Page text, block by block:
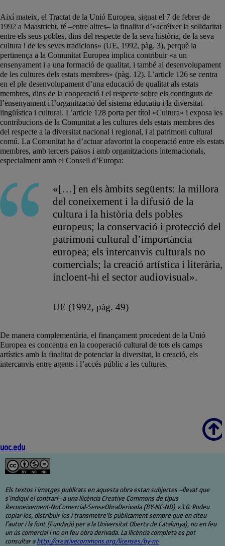
Així mateix, el Tractat de la Unió Europea, signat el 7 de febrer de
1992 a Maastricht, té –entre altres– la finalitat d’«acréixer la solidaritat
entre els seus pobles, dins del respecte de la seva història, de la seva
cultura i de les seves tradicions» (UE, 1992, pàg. 3), perquè la
pertinença a la Comunitat Europea implica contribuir «a un
ensenyament i a una formació de qualitat, i també al desenvolupament
de les cultures dels estats membres» (pàg. 12). L’article 126 se centra
en el ple desenvolupament d’una educació de qualitat als estats
membres, dins de la cooperació i el respecte sobre els continguts de
l’ensenyament i l’organització del sistema educatiu i la diversitat
lingüística i cultural. L’article 128 porta per títol «Cultura» i exposa les
contribucions de la Comunitat a les cultures dels estats membres des
del respecte a la diversitat nacional i regional, i al patrimoni cultural
comú. La Comunitat ha d’actuar afavorint la cooperació entre els estats
membres, amb tercers països i amb organitzacions internacionals,
especialment amb el Consell d’Europa:
«[…] en els àmbits següents: la millora
del coneixement i la difusió de la
cultura i la història dels pobles
europeus; la conservació i protecció del
patrimoni cultural d’importància
europea; els intercanvis culturals no
comercials; la creació artística i literària,
incloent-hi el sector audiovisual».
UE (1992, pàg. 49)
De manera complementària, el finançament procedent de la Unió
Europea es concentra en la cooperació cultural de tots els camps
artístics amb la finalitat de potenciar la diversitat, la creació, els
intercanvis entre agents i l’accés públic a les cultures.
Scroll
uoc.edu
Els textos i imatges publicats en aquesta obra estan subjectes –llevat que
s’indiqui el contrari– a una llicència Creative Commons de tipus
Reconeixement-NoComercial-SenseObraDerivada (BY-NC-ND) v.3.0. Podeu
copiar-los, distribuir-los i transmetre'ls públicament sempre que en citeu
l’autor i la font (Fundació per a la Universitat Oberta de Catalunya), no en feu
un ús comercial i no en feu obra derivada. La llicència completa es pot
consultar a http://creativecommons.org/licenses/by-nc-